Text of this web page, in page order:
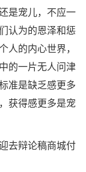
是宠儿，不应一
认为的恩泽和惩
人的内心世界，
的一片无人问津
准是缺乏感更多
获得感更多是宠
去辩论稿商城付